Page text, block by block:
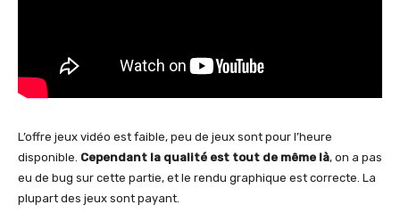
L’offre jeux vidéo est faible, peu de jeux sont pour l’heure
disponible. Cependant la qualité est tout de même là, on a pas
eu de bug sur cette partie, et le rendu graphique est correcte. La
plupart des jeux sont payant.